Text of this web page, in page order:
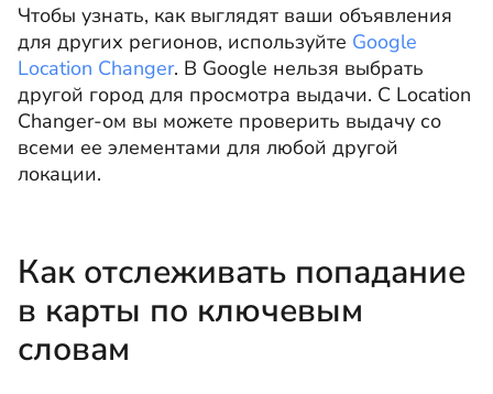
Чтобы узнать, как выглядят ваши объявления
для других регионов, используйте Google
Location Changer. В Google нельзя выбрать
другой город для просмотра выдачи. С Location
Changer-ом вы можете проверить выдачу со
всеми ее элементами для любой другой
локации.
Как отслеживать попадание
в карты по ключевым
словам